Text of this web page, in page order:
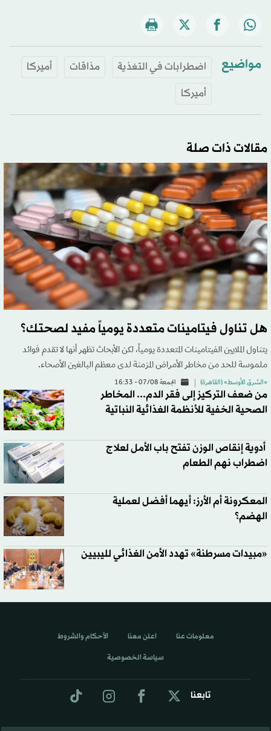
مواضيع اضطرابات في التغذية مذاقات
أميركا
أميركا
مقالات ذات صلة
هل تناول فيتامينات متعددة يومياً مفيد لصحتك؟
يتناول الملايين الفيتامينات المتعددة يومياً، لكن الأبحاث تظهر أنها لا تقدم فوائد
ملموسة للحد من مخاطر الأمراض المزمنة لدى معظم البالغين الأصحاء.
«الشرق الأوسط» (القاهرة) الجمعة 07/08 - 16:33
من ضعف التركيز إلى فقر الدم... المخاطر
الصحية الخفية للأنظمة الغذائية النباتية
أدوية إنقاص الوزن تفتح باب الأمل لعلاج
اضطراب نهم الطعام
المعكرونة أم الأرز: أيهما أفضل لعملية
الهضم؟
«مبيدات مسرطنة» تهدد الأمن الغذائي لليبيين
تابعنا
معلومات عنا اعلن معنا الأحكام والشروط
سياسة الخصوصية